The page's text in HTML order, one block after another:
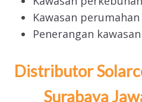
Kawasan perumahan
Penerangan
Distributor
Surabaya